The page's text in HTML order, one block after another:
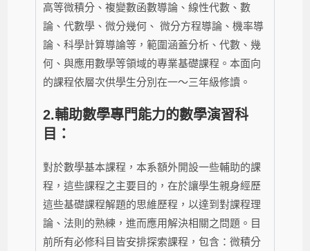
高等微積分、複變數函數導論、線性代數、數
論、代數學、微分幾何、 微分方程導論、機率導
論、科學計算導論等，範圍涵蓋分析、代數、幾
何、與應用數學等領域的專業基礎課程。本面向
的課程依層次供學生分別在一～三年級修讀。
2.輔助數學專門能力的數學演習科
目：
對於數學基本課程，本系額外開設一些輔助的課
程，這些課程之主要目的，在於讓學生親身經歷
這些基礎課程解題的思維歷程，以達到對課程理
論、法則的熟練，進而應用解決相關之問題。目
前所有必修科目皆安排探索課程，包含：微積分